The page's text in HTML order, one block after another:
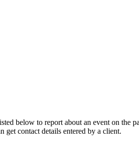
below to report about an event on the
get contact details entered by a client.